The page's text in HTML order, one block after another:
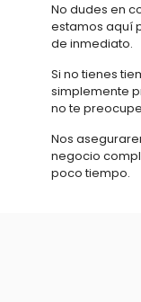
No dudes en
estamos aquí
de inmediato.
Si no tienes
simplemente
no te
Nos
negocio
poco tiempo.